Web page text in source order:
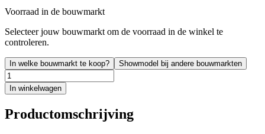
Voorraad in de bouwmarkt
Selecteer jouw bouwmarkt om de voorraad in de winkel te
controleren.
In welke bouwmarkt te koop? Showmodel bij andere bouwmarkten
In winkelwagen
Productomschrijving